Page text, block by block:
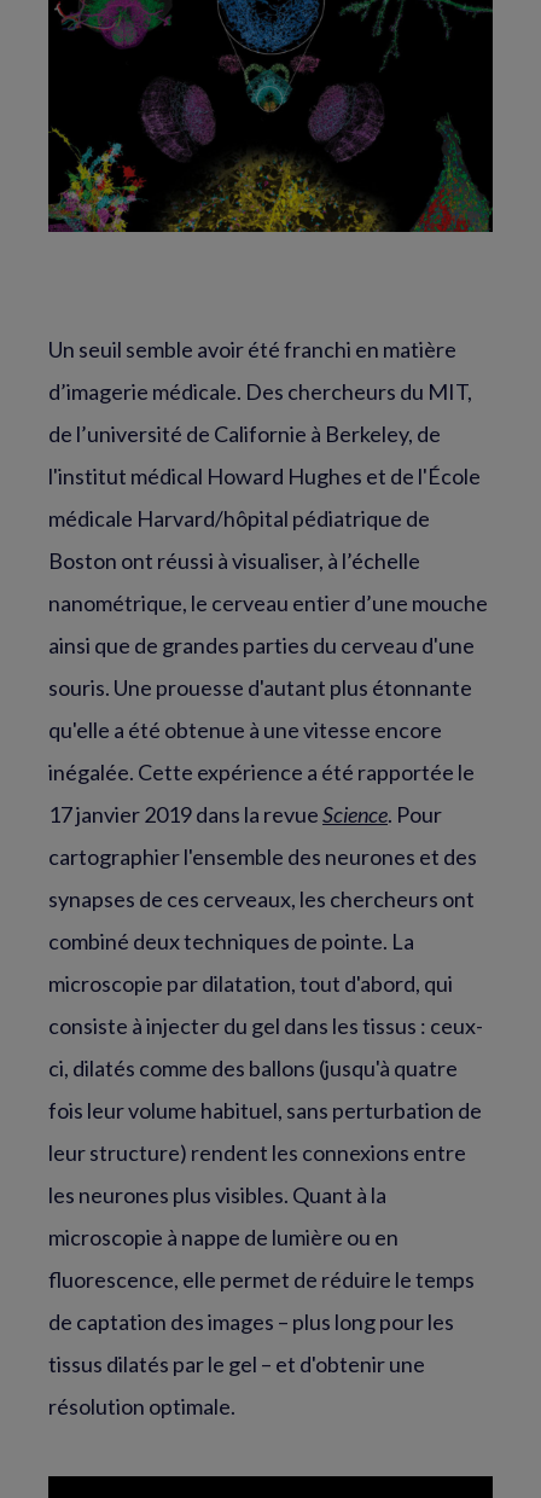
Un seuil semble avoir été franchi en matière
d’imagerie médicale. Des chercheurs du MIT,
de l’université de Californie à Berkeley, de
l'institut médical Howard Hughes et de l'École
médicale Harvard/hôpital pédiatrique de
Boston ont réussi à visualiser, à l’échelle
nanométrique, le cerveau entier d’une mouche
ainsi que de grandes parties du cerveau d'une
souris. Une prouesse d'autant plus étonnante
qu'elle a été obtenue à une vitesse encore
inégalée. Cette expérience a été rapportée le
17 janvier 2019 dans la revueScience. Pour
cartographier l'ensemble des neurones et des
synapses de ces cerveaux, les chercheurs ont
combiné deux techniques de pointe. La
microscopie par dilatation, tout d'abord, qui
consiste à injecter du gel dans les tissus : ceux-
ci, dilatés comme des ballons (jusqu'à quatre
fois leur volume habituel, sans perturbation de
leur structure) rendent les connexions entre
les neurones plus visibles. Quant à la
microscopie à nappe de lumière ou en
fluorescence, elle permet de réduire le temps
de captation des images – plus long pour les
tissus dilatés par le gel – et d'obtenir une
résolution optimale.